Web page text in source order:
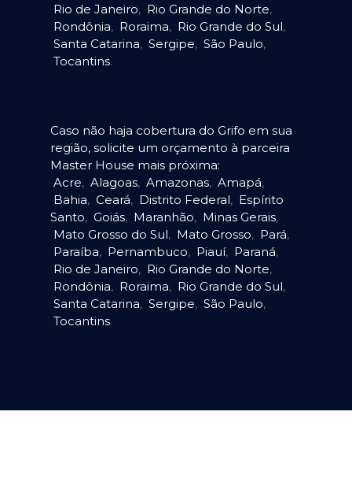
Rio de Janeiro, Rio Grande do Norte,
Rondônia, Roraima, Rio Grande do Sul,
Santa Catarina, Sergipe, São Paulo,
Tocantins.
Caso não haja cobertura do Grifo em sua
região, solicite um orçamento à parceira
Master House mais próxima:
Acre, Alagoas, Amazonas, Amapá,
Bahia, Ceará, Distrito Federal, Espírito
Santo, Goiás, Maranhão, Minas Gerais,
Mato Grosso do Sul, Mato Grosso, Pará,
Paraíba, Pernambuco, Piauí, Paraná,
Rio de Janeiro, Rio Grande do Norte,
Rondônia, Roraima, Rio Grande do Sul,
Santa Catarina, Sergipe, São Paulo,
Tocantins.